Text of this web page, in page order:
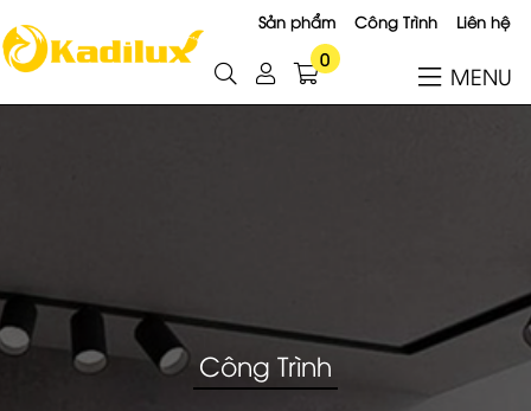
Sản phẩm Công Trình Liên hệ
0
MENU
Công Trình